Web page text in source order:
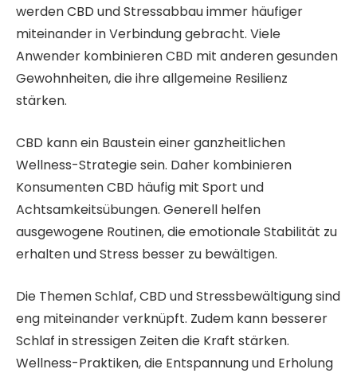
werden CBD und Stressabbau immer häufiger
miteinander in Verbindung gebracht. Viele
Anwender kombinieren CBD mit anderen gesunden
Gewohnheiten, die ihre allgemeine Resilienz
stärken.
CBD kann ein Baustein einer ganzheitlichen
Wellness-Strategie sein. Daher kombinieren
Konsumenten CBD häufig mit Sport und
Achtsamkeitsübungen. Generell helfen
ausgewogene Routinen, die emotionale Stabilität zu
erhalten und Stress besser zu bewältigen.
Die Themen Schlaf, CBD und Stressbewältigung sind
eng miteinander verknüpft. Zudem kann besserer
Schlaf in stressigen Zeiten die Kraft stärken.
Wellness-Praktiken, die Entspannung und Erholung